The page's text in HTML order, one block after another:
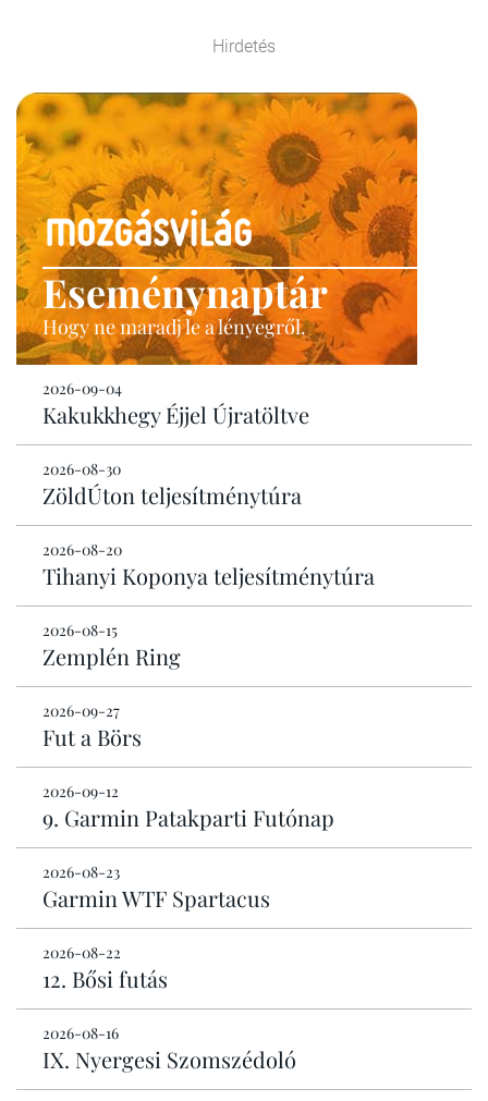
Hirdetés
Eseménynaptár
Hogy ne maradj le a lényegről.
2026-09-04
Kakukkhegy Éjjel Újratöltve
2026-08-30
ZöldÚton teljesítménytúra
2026-08-20
Tihanyi Koponya teljesítménytúra
2026-08-15
Zemplén Ring
2026-09-27
Fut a Börs
2026-09-12
9. Garmin Patakparti Futónap
2026-08-23
Garmin WTF Spartacus
2026-08-22
12. Bősi futás
2026-08-16
IX. Nyergesi Szomszédoló